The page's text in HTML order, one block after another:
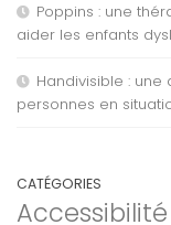
Poppins : une
aider les enfants
Handivisible :
personnes en
CATÉGORIES
Accessibilité